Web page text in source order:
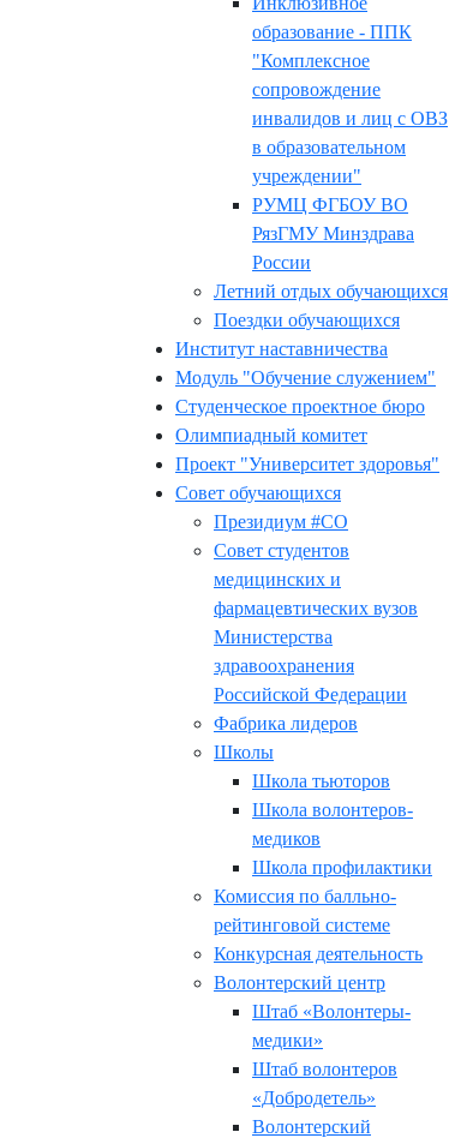
образование - ППК
"Комплексное
сопровождение
инвалидов и лиц с ОВЗ
в образовательном
учреждении"
РУМЦ ФГБОУ ВО
РязГМУ Минздрава
России
Летний отдых обучающихся
Поездки обучающихся
Институт наставничества
Модуль "Обучение служением"
Студенческое проектное бюро
Олимпиадный комитет
Проект "Университет здоровья"
Совет обучающихся
Президиум #СО
Совет студентов
медицинских и
фармацевтических вузов
Министерства
здравоохранения
Российской Федерации
Фабрика лидеров
Школы
Школа тьюторов
Школа волонтеров-
медиков
Школа профилактики
Комиссия по балльно-
рейтинговой системе
Конкурсная деятельность
Волонтерский центр
Штаб «Волонтеры-
медики»
Штаб волонтеров
«Добродетель»
Волонтерский